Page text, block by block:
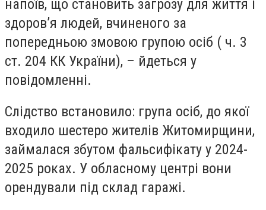
напоїв, що становить загрозу для життя і
здоров’я людей, вчиненого за
попередньою змовою групою осіб ( ч. 3
ст. 204 КК України), – йдеться у
повідомленні.
Слідство встановило: група осіб, до якої
входило шестеро жителів Житомирщини,
займалася збутом фальсифікату у 2024-
2025 роках. У обласному центрі вони
орендували під склад гаражі.